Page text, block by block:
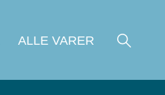
ALLE VARER